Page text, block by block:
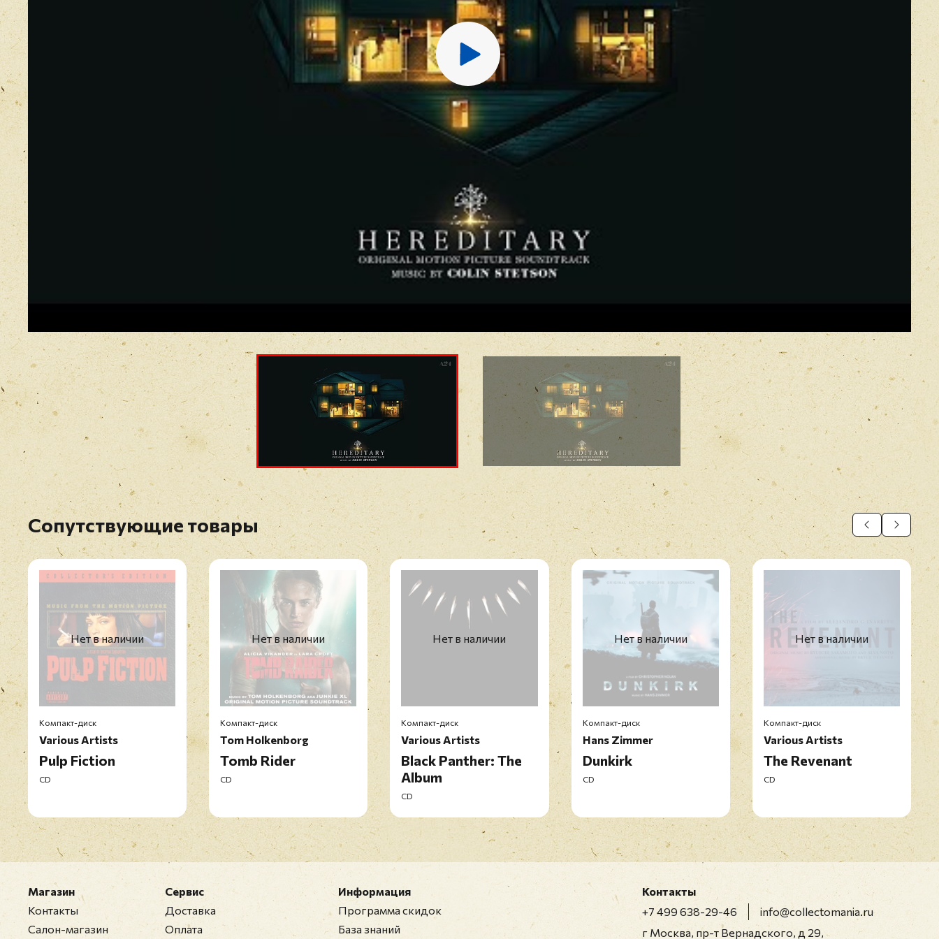
Сопутствующие товары
Нет в наличии
Компакт-диск
Various Artists
Pulp Fiction
CD
Нет в наличии
Компакт-диск
Tom Holkenborg
Tomb Rider
CD
Нет в наличии
Компакт-диск
Various Artists
Black Panther: The
Album
CD
Нет в наличии
Компакт-диск
Hans Zimmer
Dunkirk
CD
Нет в наличии
Компакт-диск
Various Artists
The Revenant
CD
Магазин
Контакты
Салон-магазин
Сервис
Доставка
Оплата
Информация
Программа скидок
База знаний
Контакты
+7 499 638-29-46
info@collectomania.ru
г Москва, пр-т Вернадского, д 29,